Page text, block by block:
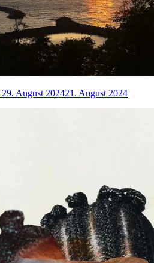
29. August 202421. August 2024